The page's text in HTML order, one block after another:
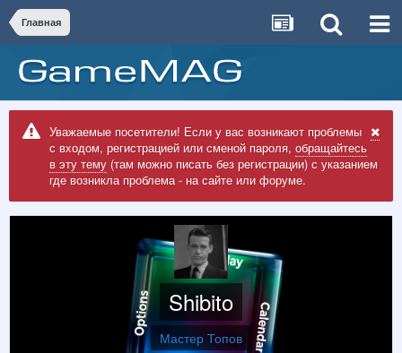
Главная
Уважаемые посетители! Если у вас возникают проблемы
с входом, регистрацией или сменой пароля, обращайтесь
в эту тему (там можно писать без регистрации) с указанием
где возникла проблема - на сайте или форуме.
Shibito
Мастер Топов